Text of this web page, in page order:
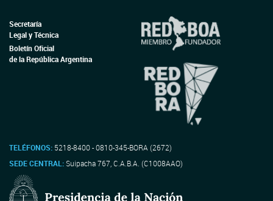
Secretaría
Legal y Técnica
Boletín Oficial
de la República Argentina
TELÉFONOS: 5218-8400 - 0810-345-BORA (2672)
SEDE CENTRAL:Suipacha 767, C.A.B.A. (C1008AAO)